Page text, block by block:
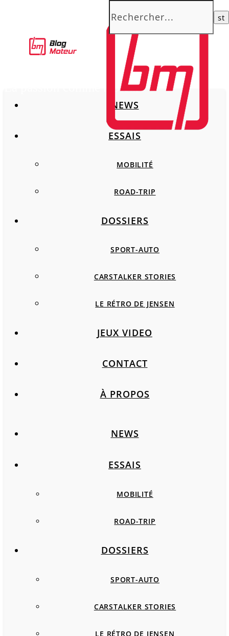
La passion comme moteur
NEWS
ESSAIS
MOBILITÉ
ROAD-TRIP
DOSSIERS
SPORT-AUTO
CARSTALKER STORIES
LE RÉTRO DE JENSEN
JEUX VIDEO
CONTACT
À PROPOS
NEWS
ESSAIS
MOBILITÉ
ROAD-TRIP
DOSSIERS
SPORT-AUTO
CARSTALKER STORIES
LE RÉTRO DE JENSEN